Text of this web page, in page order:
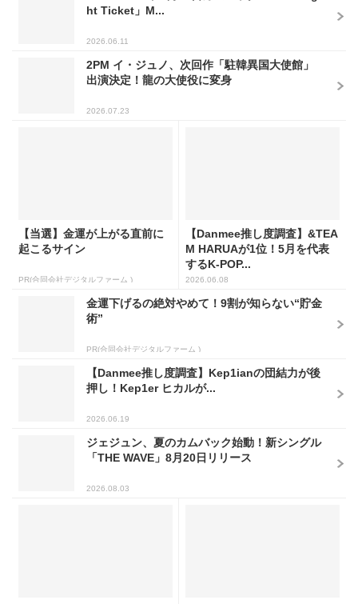
ht Ticket」M...
2026.06.11
2PM イ・ジュノ、次回作「駐韓異国大使館」
出演決定！龍の大使役に変身
2026.07.23
【当選】金運が上がる直前に
起こるサイン
PR(合同会社デジタルファーム )
【Danmee推し度調査】&TEA
M HARUAが1位！5月を代表
するK-POP...
2026.06.08
金運下げるの絶対やめて！9割が知らない“貯金
術”
PR(合同会社デジタルファーム )
【Danmee推し度調査】Kep1ianの団結力が後
押し！Kep1er ヒカルが...
2026.06.19
ジェジュン、夏のカムバック始動！新シングル
「THE WAVE」8月20日リリース
2026.08.03